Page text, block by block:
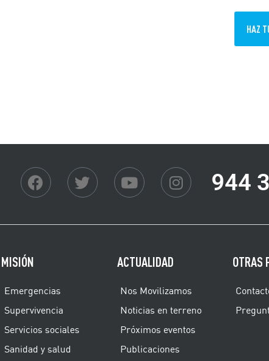
HAZ
944
MISIÓN
Emergencias
Supervivencia
Servicios sociales
Sanidad y salud
ACTUALIDAD
Nos Movilizamos
Noticias en terreno
Próximos eventos
Publicaciones
OTRAS